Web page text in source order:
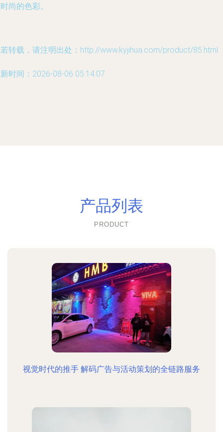
尚的色彩。
转载，请注明出处：http://www.kyjihua.com/product/85.html
时间：2026-08-06 05:14:07
产品列表
PRODUCT
视觉时代的推手 解码广告与活动策划的全链路服务